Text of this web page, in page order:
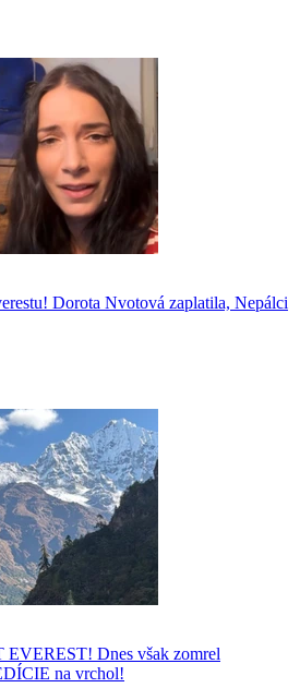
Dorota Nvotová zaplatila, Nepálci
Dnes však zomrel
na vrchol!